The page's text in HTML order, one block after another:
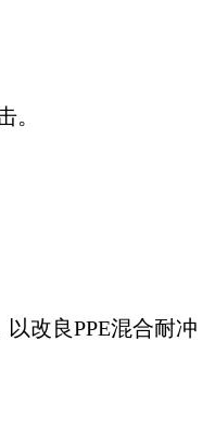
。
以改良PPE混合耐冲